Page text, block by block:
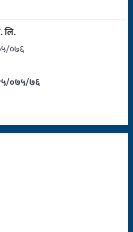
लि.
०७६
०७५/७६